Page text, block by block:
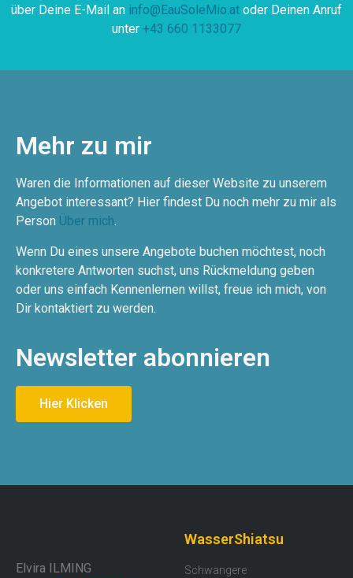
über Deine E-Mail an info@EauSoleMio.at oder Deinen Anruf
unter +43 660 1133077
Mehr zu mir
Waren die Informationen auf dieser Website zu unserem
Angebot interessant? Hier findest Du noch mehr zu mir als
Person Über mich.
Wenn Du eines unsere Angebote buchen möchtest, noch
konkretere Antworten suchst, uns Rückmeldung geben
oder uns einfach Kennenlernen willst, freue ich mich, von
Dir kontaktiert zu werden.
Newsletter abonnieren
Hier Klicken
Elvira ILMING
WasserShiatsu
Schwangere